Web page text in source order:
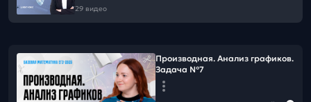
29 видео
Производная. Анализ графиков.
Задача №7